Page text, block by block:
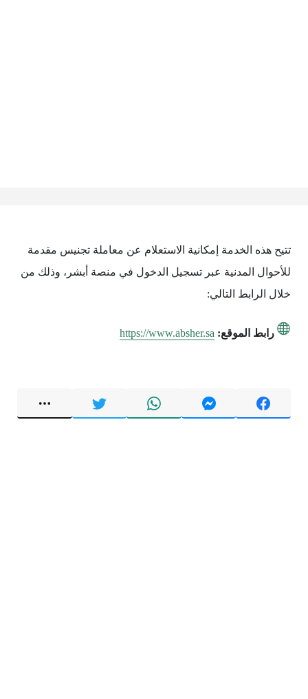
تتيح هذه الخدمة إمكانية الاستعلام عن معاملة تجنيس مقدمة
للأحوال المدنية عبر تسجيل الدخول في منصة أبشر، وذلك من
خلال الرابط التالي:
رابط الموقع: https://www.absher.sa